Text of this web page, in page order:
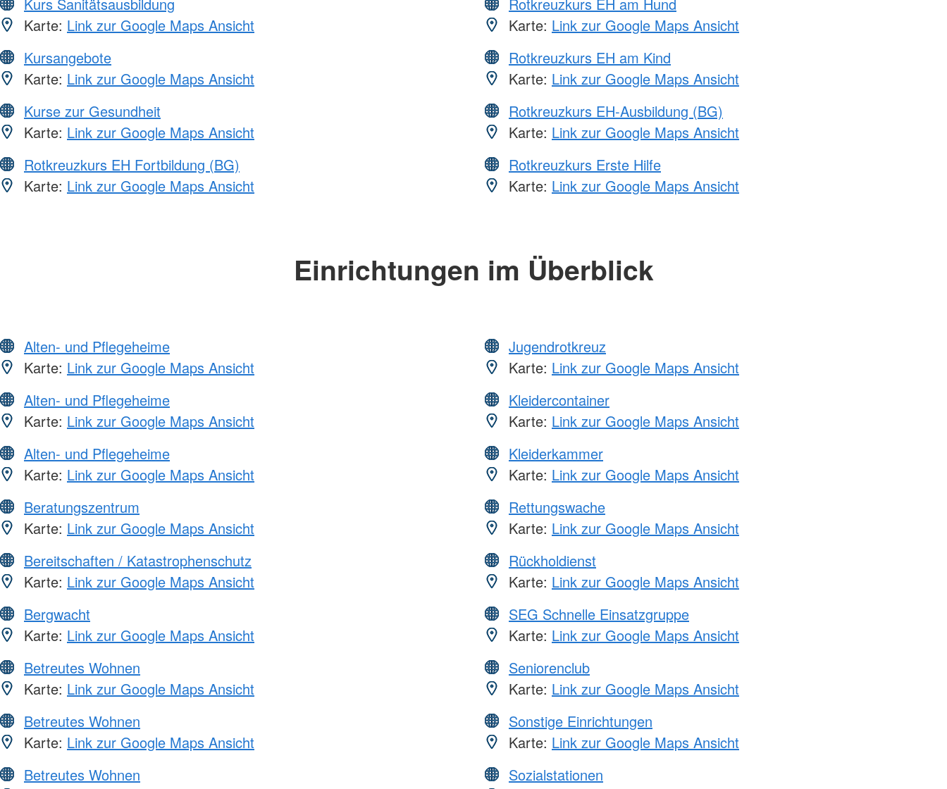
Karte: Link zur Google Maps Ansicht
Kursangebote
Karte: Link zur Google Maps Ansicht
Kurse zur Gesundheit
Karte: Link zur Google Maps Ansicht
Rotkreuzkurs EH Fortbildung (BG)
Karte: Link zur Google Maps Ansicht
Karte: Link zur Google Maps Ansicht
Rotkreuzkurs EH am Kind
Karte: Link zur Google Maps Ansicht
Rotkreuzkurs EH-Ausbildung (BG)
Karte: Link zur Google Maps Ansicht
Rotkreuzkurs Erste Hilfe
Karte: Link zur Google Maps Ansicht
Einrichtungen im Überblick
Alten- und Pflegeheime
Karte: Link zur Google Maps Ansicht
Alten- und Pflegeheime
Karte: Link zur Google Maps Ansicht
Alten- und Pflegeheime
Karte: Link zur Google Maps Ansicht
Beratungszentrum
Karte: Link zur Google Maps Ansicht
Bereitschaften / Katastrophenschutz
Karte: Link zur Google Maps Ansicht
Bergwacht
Karte: Link zur Google Maps Ansicht
Betreutes Wohnen
Karte: Link zur Google Maps Ansicht
Betreutes Wohnen
Karte: Link zur Google Maps Ansicht
Betreutes Wohnen
Jugendrotkreuz
Karte: Link zur Google Maps Ansicht
Kleidercontainer
Karte: Link zur Google Maps Ansicht
Kleiderkammer
Karte: Link zur Google Maps Ansicht
Rettungswache
Karte: Link zur Google Maps Ansicht
Rückholdienst
Karte: Link zur Google Maps Ansicht
SEG Schnelle Einsatzgruppe
Karte: Link zur Google Maps Ansicht
Seniorenclub
Karte: Link zur Google Maps Ansicht
Sonstige Einrichtungen
Karte: Link zur Google Maps Ansicht
Sozialstationen